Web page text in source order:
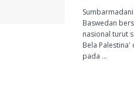
Baswedan
nasional turut
Bela Palestina'
pada ...